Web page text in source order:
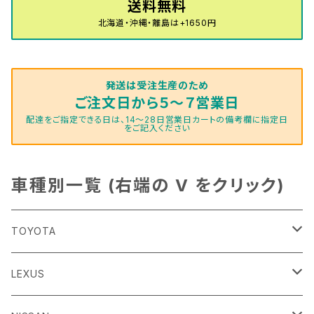
H26/1～R4/1 80系
H18/1～H24/5（前期）
エスティマ・ハイブリッド
オーリス
カムリ
カローラ・アクシオ（セダン）
R01/8～R4/7 20系6人乗
H29/12～R4/7 20系7人乗
R2/6~R8/6 15系(e-POWER)
H13/1～R4/8 F50・Y51
H11/1～H14/11 S15
H24/12～R3/10 TB17
ジューク
スカイライン
スカイライン・クロスオーバー
セドリック
H21/9～R2/4 S300系
H14/2～ SG/SH/SJ/SK系
プレオ
プレオプラス
レヴォーグ
レガシィB4
H24/11～H27/1 HB35S
H25/9～ DG16T
デミオ
ビアンテ
ファミリア バン
フレア
H16/12～ S300/S700系
ハイゼット・トラック
H28/4～R5/12 M700系
ミラ
ミラ・イース
ミラ・ココア
ミラ・トコット
H3/6～ JA/JB系
ジムニーノマド
H10/1～H14/1 JB33/43W
スイフト/スイフトスポーツ
スペーシア/スペーシアカスタム/スペーシアギア
スペーシアベース
ソリオ/ソリオバンディット
H25/1～ GN0W 7人乗
H30/3～ GK/GL系
H24/7～H29/1 BHGY51
デリカＤ：２
デリカＤ：３
デリカＤ：５
デリカミニ
H30/7～ JJ1・JJ2
H25/11～ JH1・JH2・JH3・JH4
S660
WR-V
ZR-V
アクティ バン/トラック
H15/9～H30/4 7L/7P系
H27/7～ 3CC/3CD系
H24/4～R3/4 16C系
ポロ
R1/6～
Ｓクラス
Ｖクラス
送料無料
北海道・沖縄・離島は+1650円
発送は受注生産のため
ご注文日から５～７営業日
配達をご指定できる日は、14～28日営業日カートの備考欄に指定日
をご記入ください
車種別一覧 (右端の V をクリック)
TOYOTA
86
LEXUS